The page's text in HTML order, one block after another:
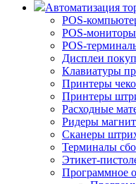
Автоматизация
POS-
POS-мониторы
POS-
Дисплеи
Клавиатуры
Принтеры
Принтеры
Расходные
Ридеры
Сканеры
Терминалы
Этикет-
Программное